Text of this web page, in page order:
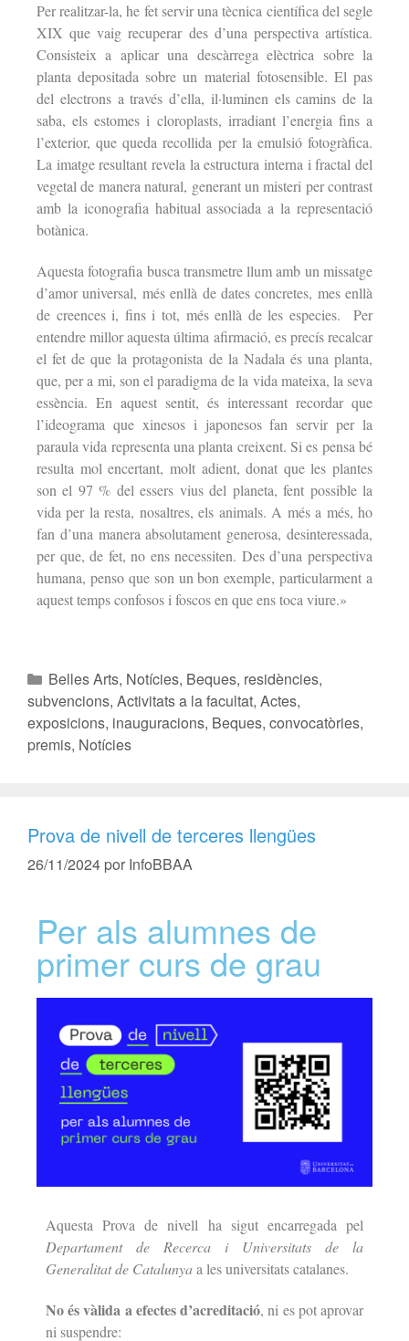
Per realitzar-la, he fet servir una tècnica científica del segle
XIX que vaig recuperar des d’una perspectiva artística.
Consisteix a aplicar una descàrrega elèctrica sobre la
planta depositada sobre un material fotosensible. El pas
del electrons a través d’ella, il·luminen els camins de la
saba, els estomes i cloroplasts, irradiant l’energia fins a
l’exterior, que queda recollida per la emulsió fotogràfica.
La imatge resultant revela la estructura interna i fractal del
vegetal de manera natural, generant un misteri per contrast
amb la iconografia habitual associada a la representació
botànica.
Aquesta fotografia busca transmetre llum amb un missatge
d’amor universal, més enllà de dates concretes, mes enllà
de creences i, fins i tot, més enllà de les especies. Per
entendre millor aquesta última afirmació, es precís recalcar
el fet de que la protagonista de la Nadala és una planta,
que, per a mi, son el paradigma de la vida mateixa, la seva
essència. En aquest sentit, és interessant recordar que
l’ideograma que xinesos i japonesos fan servir per la
paraula vida representa una planta creixent. Si es pensa bé
resulta mol encertant, molt adient, donat que les plantes
son el 97 % del essers vius del planeta, fent possible la
vida per la resta, nosaltres, els animals. A més a més, ho
fan d’una manera absolutament generosa, desinteressada,
per que, de fet, no ens necessiten. Des d’una perspectiva
humana, penso que son un bon exemple, particularment a
aquest temps confosos i foscos en que ens toca viure.»
Belles Arts, Notícies, Beques, residències,
subvencions, Activitats a la facultat, Actes,
exposicions, inauguracions, Beques, convocatòries,
premis, Notícies
Prova de nivell de terceres llengües
26/11/2024 por InfoBBAA
Per als alumnes de
primer curs de grau
Aquesta Prova de nivell ha sigut encarregada pel
Departament de Recerca i Universitats de la
Generalitat de Catalunyaa les universitats catalanes.
No és vàlida a efectes d’acreditació, ni es pot aprovar
ni suspendre: